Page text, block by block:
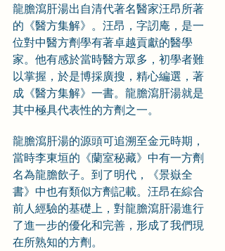
龍膽瀉肝湯出自清代著名醫家汪昂所著
的《醫方集解》。汪昂，字訒庵，是一
位對中醫方劑學有著卓越貢獻的醫學
家。他有感於當時醫方眾多，初學者難
以掌握，於是博採廣搜，精心編選，著
成《醫方集解》一書。龍膽瀉肝湯就是
其中極具代表性的方劑之一。
龍膽瀉肝湯的源頭可追溯至金元時期，
當時李東垣的《蘭室秘藏》中有一方劑
名為龍膽飲子。到了明代，《景嶽全
書》中也有類似方劑記載。汪昂在綜合
前人經驗的基礎上，對龍膽瀉肝湯進行
了進一步的優化和完善，形成了我們現
在所熟知的方劑。